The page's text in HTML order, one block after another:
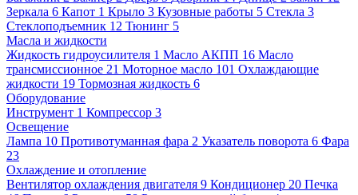
Зеркала 6 Капот 1 Крыло 3 Кузовные работы 5 Стекла 3
Стеклоподъемник 12 Тюнинг 5
Масла и жидкости
Жидкость гидроусилителя 1 Масло АКПП 16 Масло
трансмиссионное 21 Моторное масло 101 Охлаждающие
жидкости 19 Тормозная жидкость 6
Оборудование
Инструмент 1 Компрессор 3
Освещение
Лампа 10 Противотуманная фара 2 Указатель поворота 6 Фара
23
Охлаждение и отопление
Вентилятор охлаждения двигателя 9 Кондиционер 20 Печка